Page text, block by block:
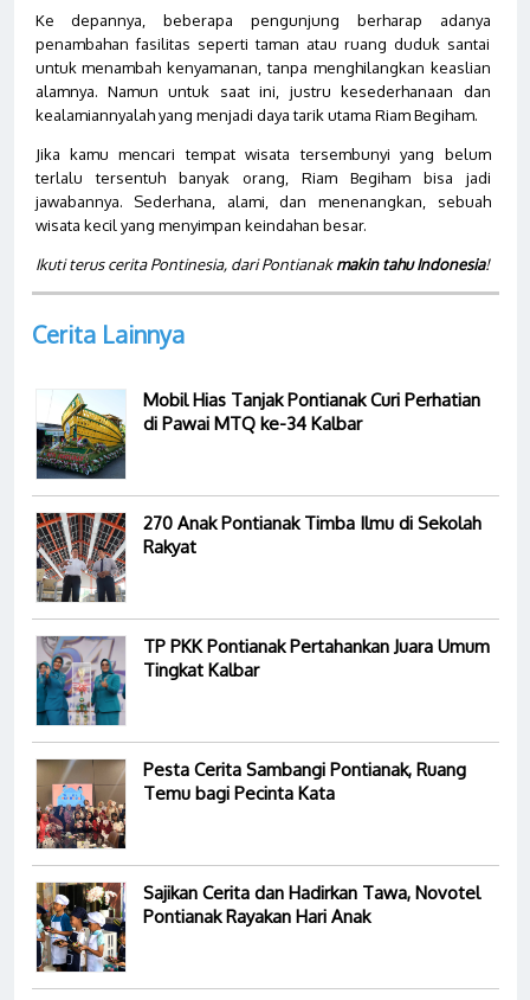
Ke depannya, beberapa pengunjung berharap adanya
penambahan fasilitas seperti taman atau ruang duduk santai
untuk menambah kenyamanan, tanpa menghilangkan keaslian
alamnya. Namun untuk saat ini, justru kesederhanaan dan
kealamiannyalah yang menjadi daya tarik utama Riam Begiham.
Jika kamu mencari tempat wisata tersembunyi yang belum
terlalu tersentuh banyak orang, Riam Begiham bisa jadi
jawabannya. Sederhana, alami, dan menenangkan, sebuah
wisata kecil yang menyimpan keindahan besar.
Ikuti terus cerita Pontinesia, dari Pontianakmakin tahu Indonesia!
Cerita Lainnya
Mobil Hias Tanjak Pontianak Curi Perhatian
di Pawai MTQ ke-34 Kalbar
270 Anak Pontianak Timba Ilmu di Sekolah
Rakyat
TP PKK Pontianak Pertahankan Juara Umum
Tingkat Kalbar
Pesta Cerita Sambangi Pontianak, Ruang
Temu bagi Pecinta Kata
Sajikan Cerita dan Hadirkan Tawa, Novotel
Pontianak Rayakan Hari Anak